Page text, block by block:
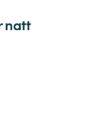
natt